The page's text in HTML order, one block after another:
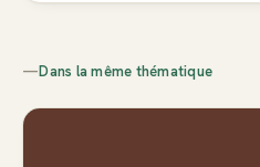
—Dans la même thématique